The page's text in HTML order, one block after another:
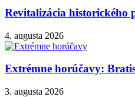
Revitalizácia historického
4. augusta 2026
Extrémne horúčavy:
3. augusta 2026